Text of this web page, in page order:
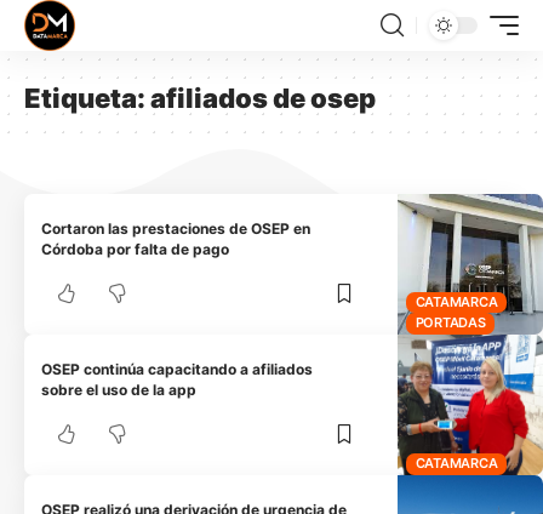
Etiqueta:afiliados de osep
CATAMARCA
PORTADAS
Cortaron las prestaciones de OSEP en
Córdoba por falta de pago
CATAMARCA
OSEP continúa capacitando a afiliados
sobre el uso de la app
OSEP realizó una derivación de urgencia de